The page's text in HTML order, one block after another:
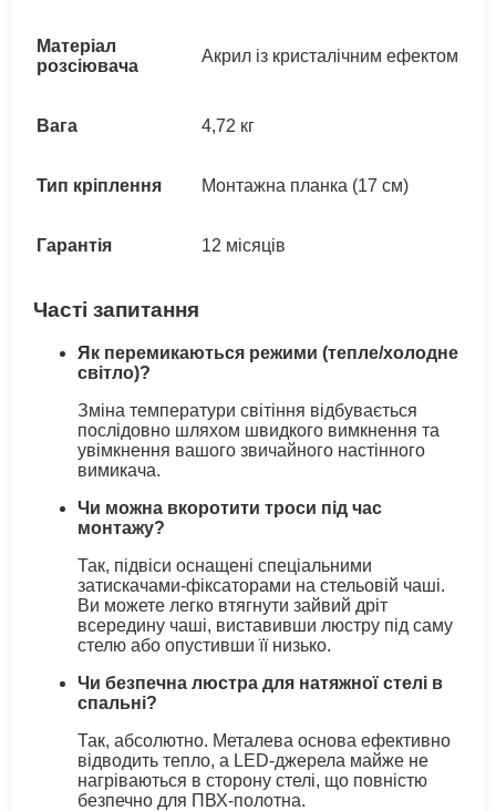
Матеріал
розсіювача
Акрил із кристалічним ефектом
Вага 4,72 кг
Тип кріплення Монтажна планка (17 см)
Гарантія 12 місяців
Часті запитання
Як перемикаються режими (тепле/холодне
світло)?
Зміна температури світіння відбувається
послідовно шляхом швидкого вимкнення та
увімкнення вашого звичайного настінного
вимикача.
Чи можна вкоротити троси під час
монтажу?
Так, підвіси оснащені спеціальними
затискачами-фіксаторами на стельовій чаші.
Ви можете легко втягнути зайвий дріт
всередину чаші, виставивши люстру під саму
стелю або опустивши її низько.
Чи безпечна люстра для натяжної стелі в
спальні?
Так, абсолютно. Металева основа ефективно
відводить тепло, а LED-джерела майже не
нагріваються в сторону стелі, що повністю
безпечно для ПВХ-полотна.